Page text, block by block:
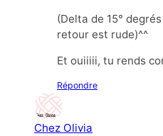
(Delta de 15°
retour est rude)^^
Et ouiiiii, tu rends
Répondre
Chez Olivia